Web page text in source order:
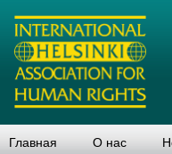
Главная О нас